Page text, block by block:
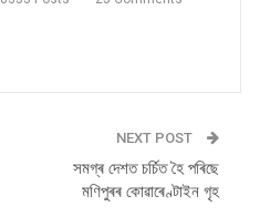
NEXT POST
সমগ্ৰ দেশত চৰ্চিত হৈ পৰিছে
মণিপুৰৰ কোৱাৰেণ্টাইন গৃহ